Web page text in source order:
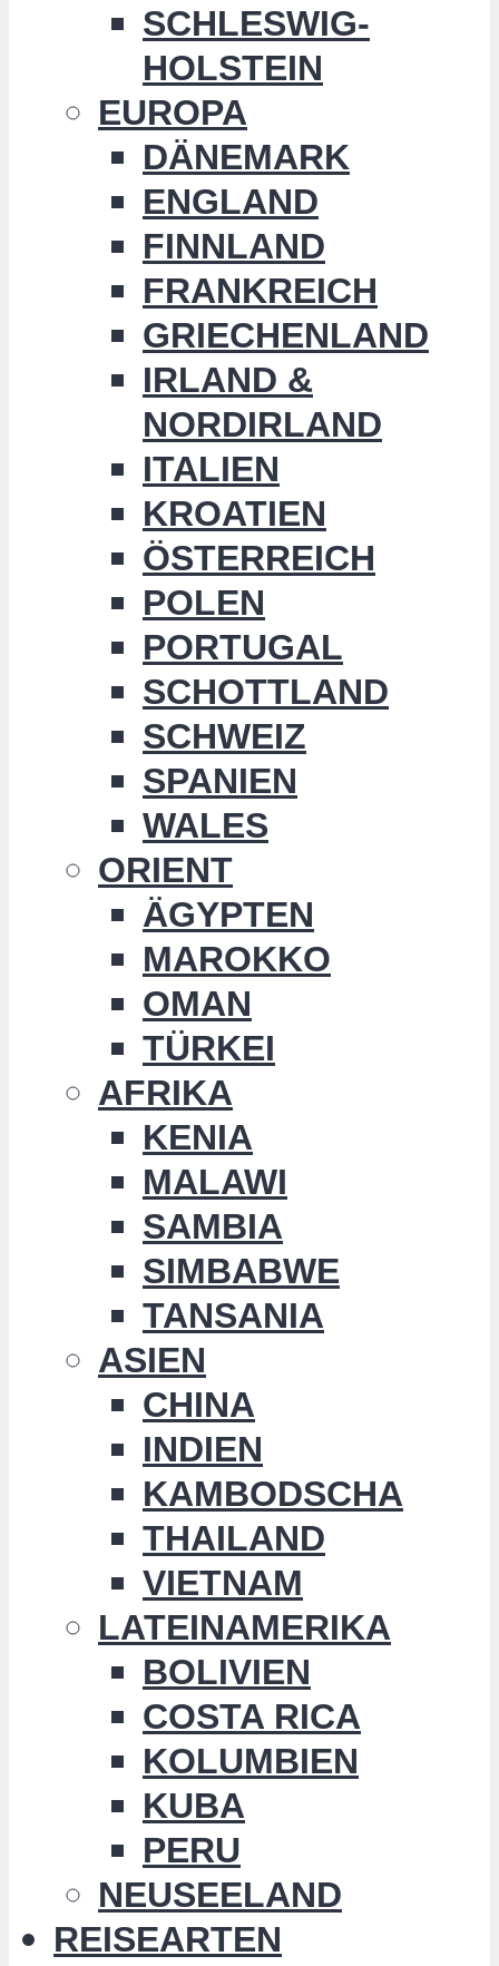
SCHLESWIG-
HOLSTEIN
EUROPA
DÄNEMARK
ENGLAND
FINNLAND
FRANKREICH
GRIECHENLAND
IRLAND &
NORDIRLAND
ITALIEN
KROATIEN
ÖSTERREICH
POLEN
PORTUGAL
SCHOTTLAND
SCHWEIZ
SPANIEN
WALES
ORIENT
ÄGYPTEN
MAROKKO
OMAN
TÜRKEI
AFRIKA
KENIA
MALAWI
SAMBIA
SIMBABWE
TANSANIA
ASIEN
CHINA
INDIEN
KAMBODSCHA
THAILAND
VIETNAM
LATEINAMERIKA
BOLIVIEN
COSTA RICA
KOLUMBIEN
KUBA
PERU
NEUSEELAND
REISEARTEN